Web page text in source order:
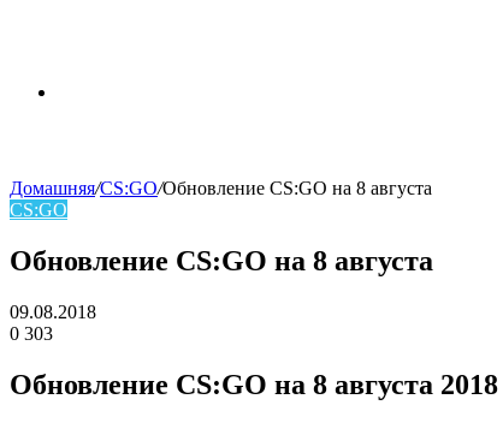
skin
Домашняя/CS:GO/Обновление CS:GO на 8 августа
CS:GO
Обновление CS:GO на 8 августа
09.08.2018
0 303
Обновление CS:GO на 8 августа